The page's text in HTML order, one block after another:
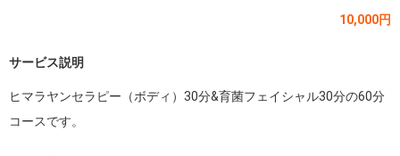
10,000円
サービス説明
ヒマラヤンセラピー（ボディ）30分&育菌フェイシャル30分の60分
コースです。